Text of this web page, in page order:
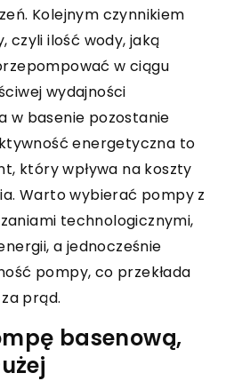
Kolejnym czynnikiem
czyli ilość wody, jaką
w ciągu
wydajności
w basenie pozostanie
energetyczna to
który wpływa na koszty
Warto wybierać pompy z
technologicznymi,
a jednocześnie
pompy, co przekłada
prąd.
basenową,